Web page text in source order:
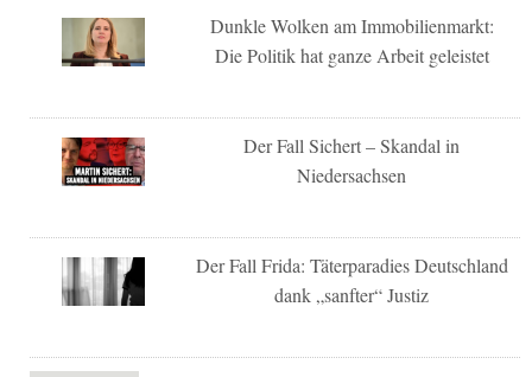
Dunkle Wolken am Immobilienmarkt:
Die Politik hat ganze Arbeit geleistet
Der Fall Sichert – Skandal in
Niedersachsen
Der Fall Frida: Täterparadies Deutschland
dank „sanfter“ Justiz